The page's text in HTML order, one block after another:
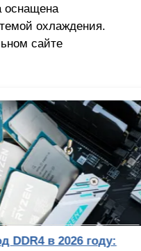
оснащена
охлаждения.
сайте
в 2026 году: